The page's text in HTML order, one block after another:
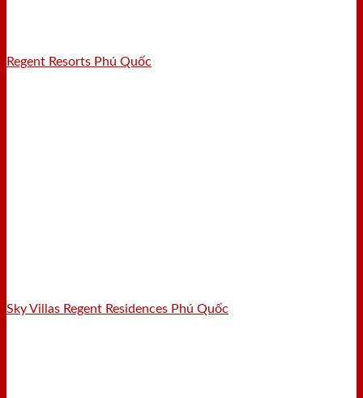
Regent Resorts Phú Quốc
Sky Villas Regent Residences Phú Quốc